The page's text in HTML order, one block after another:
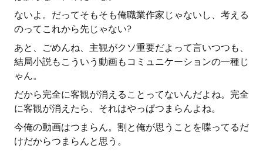
ないよ。だってそもそも俺職業作家じゃないし、考える
のってこれから先じゃない?
あと、ごめんね、主観がクソ重要だよって言いつつも、
結局小説もこういう動画もコミュニケーションの一種じ
ゃん。
だから完全に客観が消えることってないんだよね。完全
に客観が消えたら、それはやっぱつまらんよね。
今俺の動画はつまらん。割と俺が思うことを喋ってるだ
けだからつまらんと思う。